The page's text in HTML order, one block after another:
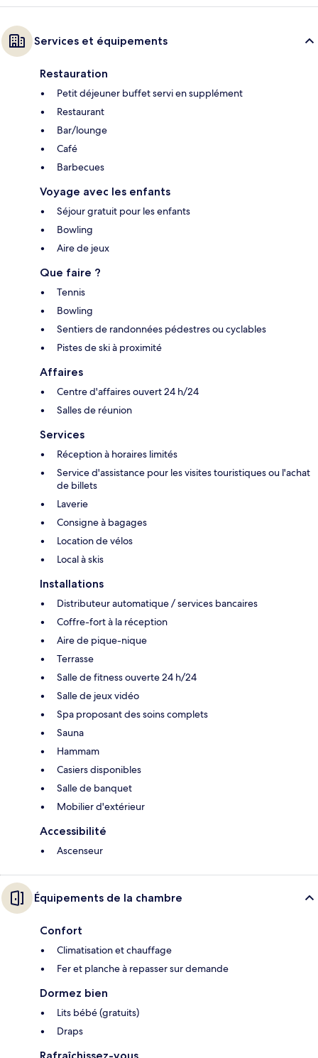
Services et équipements
Restauration
Petit déjeuner buffet servi en supplément
Restaurant
Bar/lounge
Café
Barbecues
Voyage avec les enfants
Séjour gratuit pour les enfants
Bowling
Aire de jeux
Que faire ?
Tennis
Bowling
Sentiers de randonnées pédestres ou cyclables
Pistes de ski à proximité
Affaires
Centre d'affaires ouvert 24 h/24
Salles de réunion
Services
Réception à horaires limités
Service d'assistance pour les visites touristiques ou l'achat
de billets
Laverie
Consigne à bagages
Location de vélos
Local à skis
Installations
Distributeur automatique / services bancaires
Coffre-fort à la réception
Aire de pique-nique
Terrasse
Salle de fitness ouverte 24 h/24
Salle de jeux vidéo
Spa proposant des soins complets
Sauna
Hammam
Casiers disponibles
Salle de banquet
Mobilier d'extérieur
Accessibilité
Ascenseur
Équipements de la chambre
Confort
Climatisation et chauffage
Fer et planche à repasser sur demande
Dormez bien
Lits bébé (gratuits)
Draps